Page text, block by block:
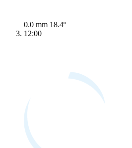
0.0 mm 18.4º
12:00